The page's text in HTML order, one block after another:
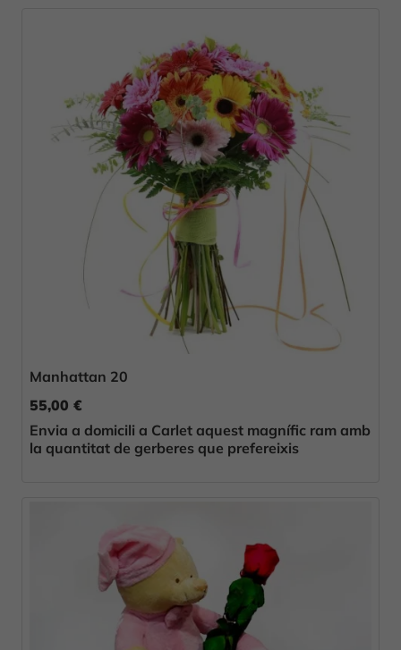
Manhattan 20
55,00 €
Envia a domicili a Carlet aquest magnífic ram amb
la quantitat de gerberes que prefereixis